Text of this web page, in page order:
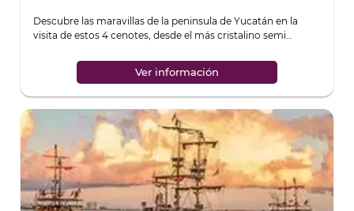
Descubre las maravillas de la peninsula de Yucatán en la
visita de estos 4 cenotes, desde el más cristalino semi
Ver información